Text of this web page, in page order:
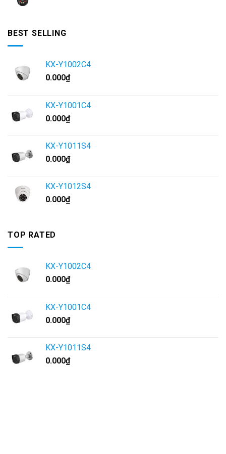
BEST SELLING
KX-Y1002C4
0.000₫
KX-Y1001C4
0.000₫
KX-Y1011S4
0.000₫
KX-Y1012S4
0.000₫
TOP RATED
KX-Y1002C4
0.000₫
KX-Y1001C4
0.000₫
KX-Y1011S4
0.000₫